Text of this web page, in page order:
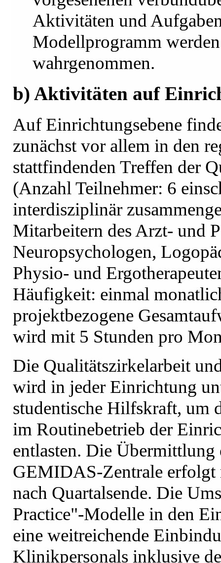
Aktivitäten und
Modellprogramm
wahrgenommen.
b) Aktivitäten auf
Auf Einrichtungsebene
zunächst vor allem in den
stattfindenden Treffen der
(Anzahl Teilnehmer: 6
interdisziplinär
Mitarbeitern des Arzt- und
Neuropsychologen,
Physio- und
Häufigkeit: einmal
projektbezogene
wird mit 5 Stunden pro
Die Qualitätszirkelarbeit
wird in jeder Einrichtung
studentische Hilfskraft, um
im Routinebetrieb der
entlasten. Die Übermittlung
GEMIDAS-Zentrale erfolgt
nach Quartalsende. Die
Practice"-Modelle in den
eine weitreichende
Klinikpersonals inklusive